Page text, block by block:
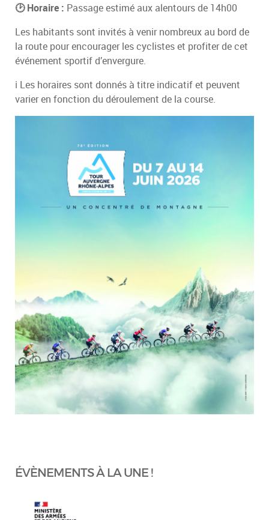
🕑 Horaire : Passage estimé aux alentours de 14h00
Les habitants sont invités à venir nombreux au bord de
la route pour encourager les cyclistes et profiter de cet
événement sportif d’envergure.
ℹ️ Les horaires sont donnés à titre indicatif et peuvent
varier en fonction du déroulement de la course.
ÉVÈNEMENTS À LA UNE !